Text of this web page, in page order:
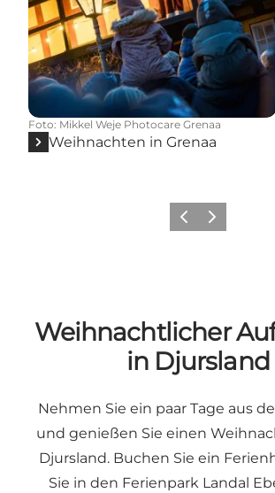
Foto: Mikkel Weje Photocare Grenaa
Weihnachten in Grenaa
ZurückWeiter
Weihnachtlicher
in Djursland
Nehmen Sie ein paar Tage aus
und genießen Sie einen
Djursland. Buchen Sie ein
Sie in den Ferienpark Landal